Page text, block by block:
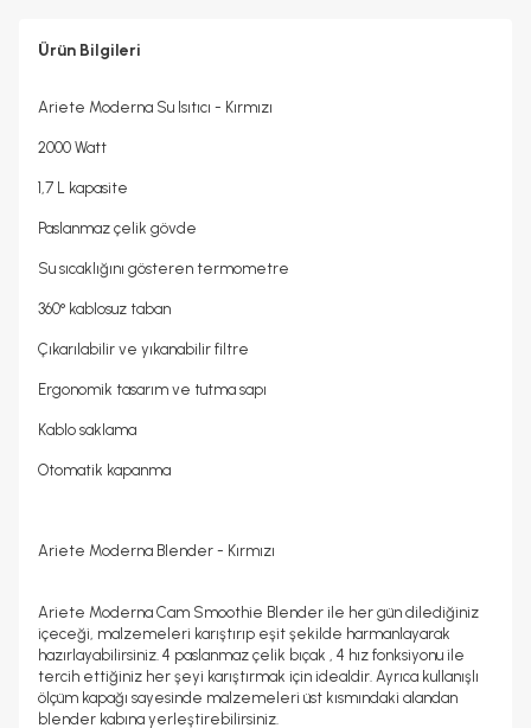
Ürün Bilgileri
Ariete Moderna Su Isıtıcı - Kırmızı
2000 Watt
1,7 L kapasite
Paslanmaz çelik gövde
Su sıcaklığını gösteren termometre
360° kablosuz taban
Çıkarılabilir ve yıkanabilir filtre
Ergonomik tasarım ve tutma sapı
Kablo saklama
Otomatik kapanma
Ariete Moderna Blender - Kırmızı
Ariete Moderna Cam Smoothie Blender ile her gün dilediğiniz
içeceği, malzemeleri karıştırıp eşit şekilde harmanlayarak
hazırlayabilirsiniz. 4 paslanmaz çelik bıçak , 4 hız fonksiyonu ile
tercih ettiğiniz her şeyi karıştırmak için idealdir. Ayrıca kullanışlı
ölçüm kapağı sayesinde malzemeleri üst kısmındaki alandan
blender kabına yerleştirebilirsiniz.